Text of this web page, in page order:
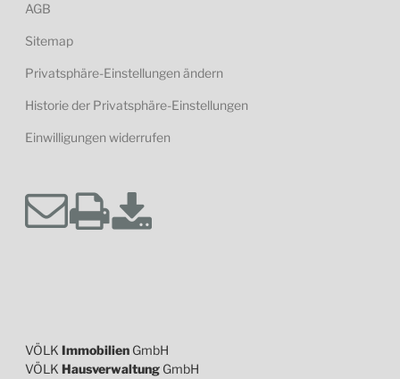
AGB
Sitemap
Privatsphäre-Einstellungen ändern
Historie der Privatsphäre-Einstellungen
Einwilligungen widerrufen
VÖLK Immobilien GmbH
VÖLK Hausverwaltung GmbH